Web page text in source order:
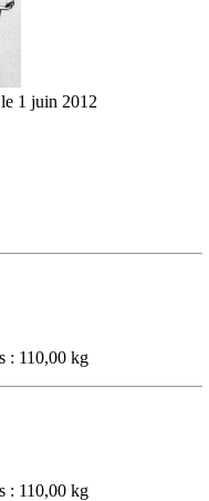
le 1 juin 2012
: 110,00 kg
: 110,00 kg